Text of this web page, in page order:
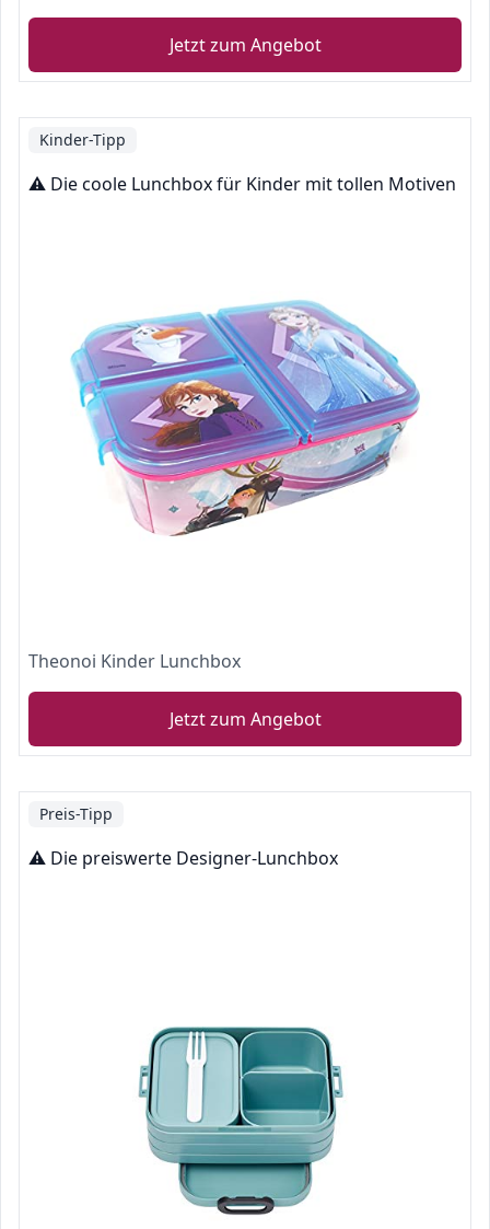
Jetzt zum Angebot
Kinder-Tipp
⚠️ Die coole Lunchbox für Kinder mit tollen Motiven
Theonoi Kinder Lunchbox
Jetzt zum Angebot
Preis-Tipp
⚠️ Die preiswerte Designer-Lunchbox